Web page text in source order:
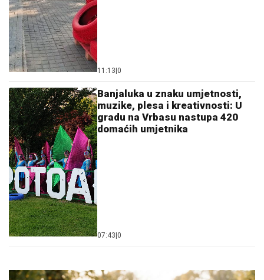
11:13 0
Banjaluka u znaku umjetnosti,
muzike, plesa i kreativnosti: U
gradu na Vrbasu nastupa 420
domaćih umjetnika
07:43 0